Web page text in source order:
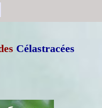
Célastracées